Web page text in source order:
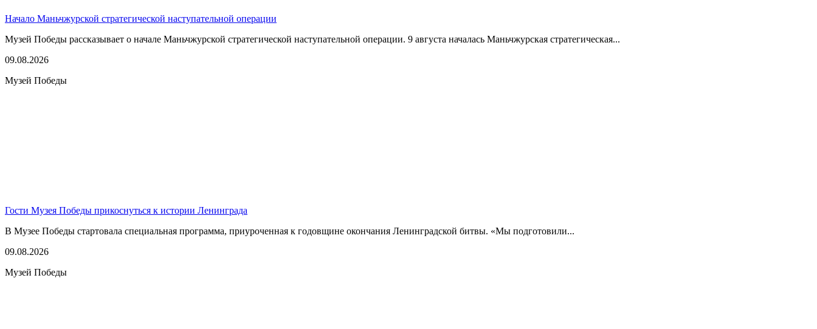
Начало Маньчжурской стратегической наступательной операции
Музей Победы рассказывает о начале Маньчжурской стратегической наступательной операции. 9 августа началась Маньчжурская стратегическая...
09.08.2026
Музей Победы
Гости Музея Победы прикоснуться к истории Ленинграда
В Музее Победы стартовала специальная программа, приуроченная к годовщине окончания Ленинградской битвы. «Мы подготовили...
09.08.2026
Музей Победы